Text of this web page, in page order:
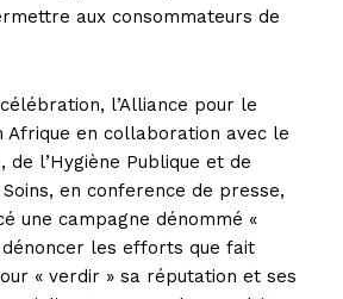
aux consommateurs de
l’Alliance pour le
Afrique en collaboration avec le
de l’Hygiène Publique et de
Soins, en conference de presse,
une campagne dénommé «
dénoncer les efforts que fait
« verdir » sa réputation et ses